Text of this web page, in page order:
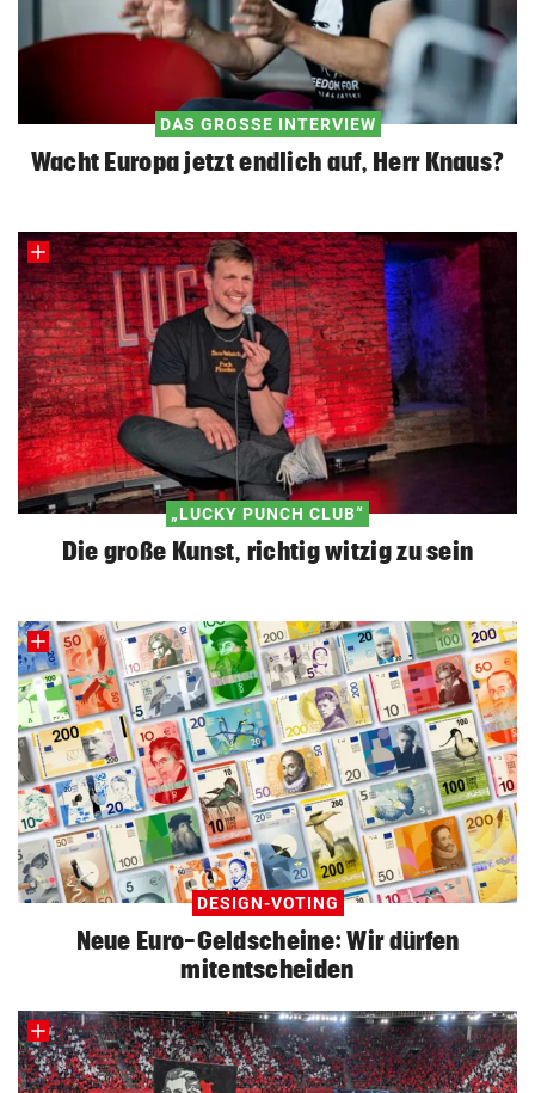
DAS GROSSE INTERVIEW
Wacht Europa jetzt endlich auf, Herr Knaus?
„LUCKY PUNCH CLUB“
Die große Kunst, richtig witzig zu sein
DESIGN-VOTING
Neue Euro-Geldscheine: Wir dürfen
mitentscheiden